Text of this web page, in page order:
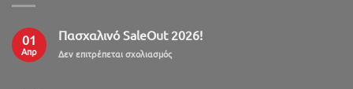
01
Απρ
Πασχαλινό SaleOut 2026!
Δεν επιτρέπεται σχολιασμόςστο